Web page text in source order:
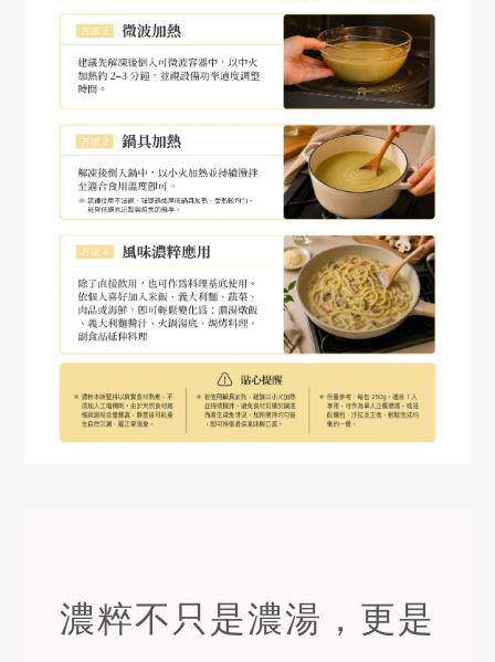
濃粹不只是濃湯，更是